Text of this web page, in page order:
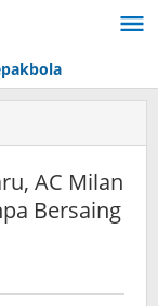
AC Milan
Bersaing